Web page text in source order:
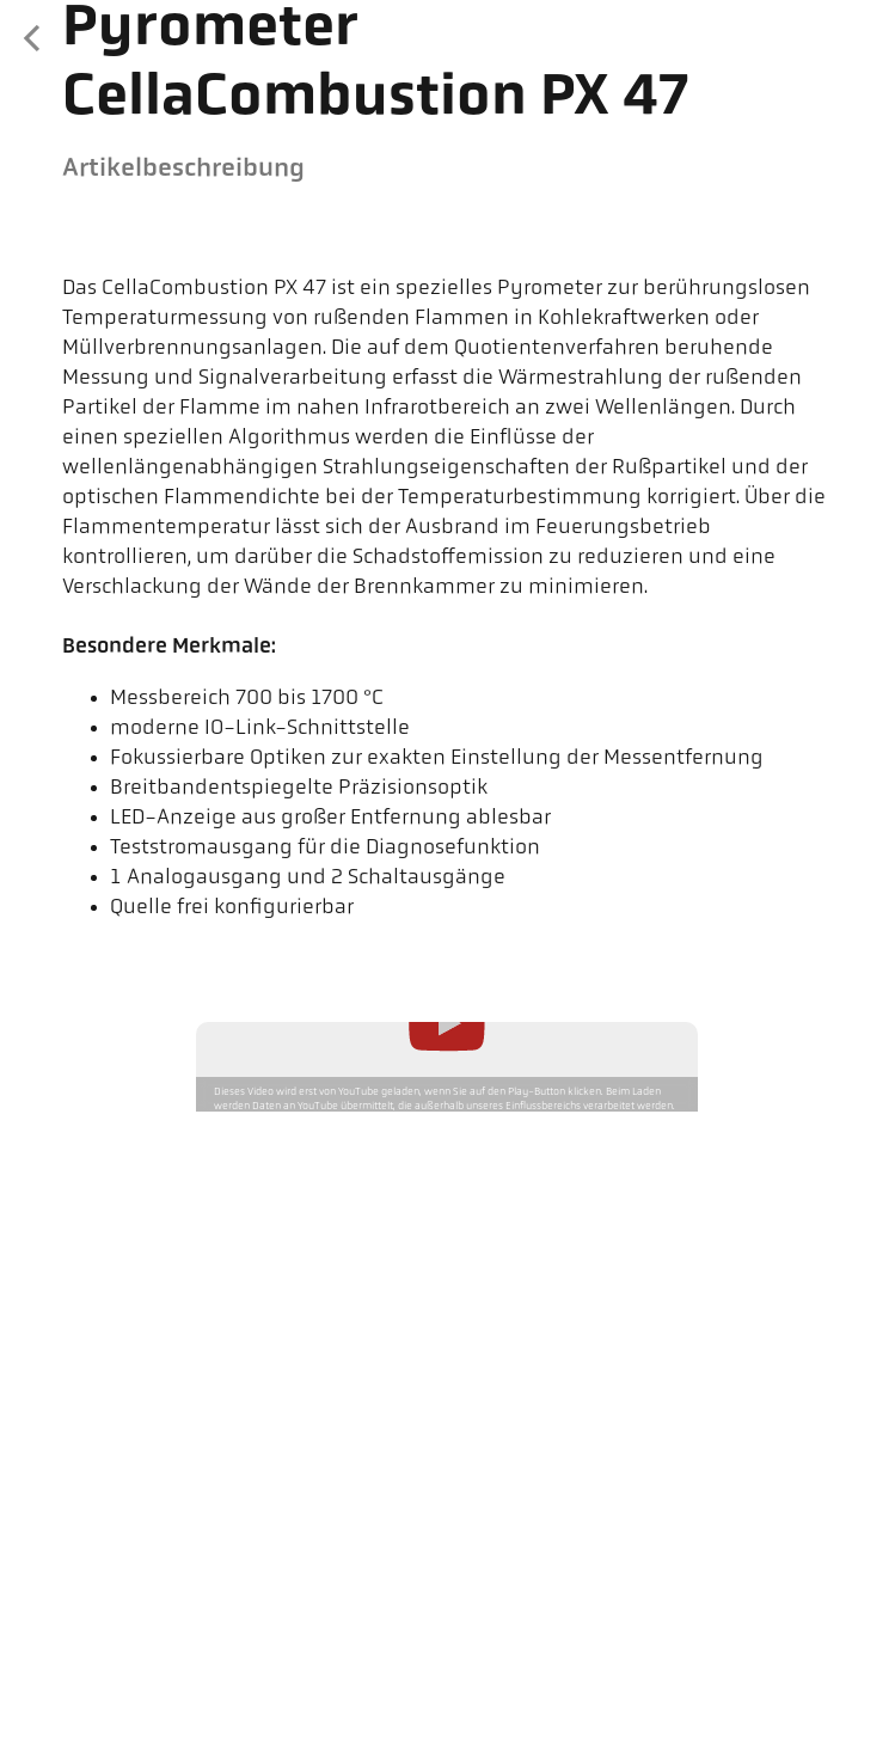
Pyrometer
CellaCombustion PX 47
Artikelbeschreibung
Das CellaCombustion PX 47 ist ein spezielles Pyrometer zur berührungslosen
Temperaturmessung von rußenden Flammen in Kohlekraftwerken oder
Müllverbrennungsanlagen. Die auf dem Quotientenverfahren beruhende
Messung und Signalverarbeitung erfasst die Wärmestrahlung der rußenden
Partikel der Flamme im nahen Infrarotbereich an zwei Wellenlängen. Durch
einen speziellen Algorithmus werden die Einflüsse der
wellenlängenabhängigen Strahlungseigenschaften der Rußpartikel und der
optischen Flammendichte bei der Temperaturbestimmung korrigiert. Über die
Flammentemperatur lässt sich der Ausbrand im Feuerungsbetrieb
kontrollieren, um darüber die Schadstoffemission zu reduzieren und eine
Verschlackung der Wände der Brennkammer zu minimieren.
Besondere Merkmale:
Messbereich 700 bis 1700 °C
moderne IO-Link-Schnittstelle
Fokussierbare Optiken zur exakten Einstellung der Messentfernung
Breitbandentspiegelte Präzisionsoptik
LED-Anzeige aus großer Entfernung ablesbar
Teststromausgang für die Diagnosefunktion
1 Analogausgang und 2 Schaltausgänge
Quelle frei konfigurierbar
Dieses Video wird erst von YouTube geladen, wenn Sie auf den Play-Button klicken. Beim Laden
werden Daten an YouTube übermittelt, die außerhalb unseres Einflussbereichs verarbeitet werden.